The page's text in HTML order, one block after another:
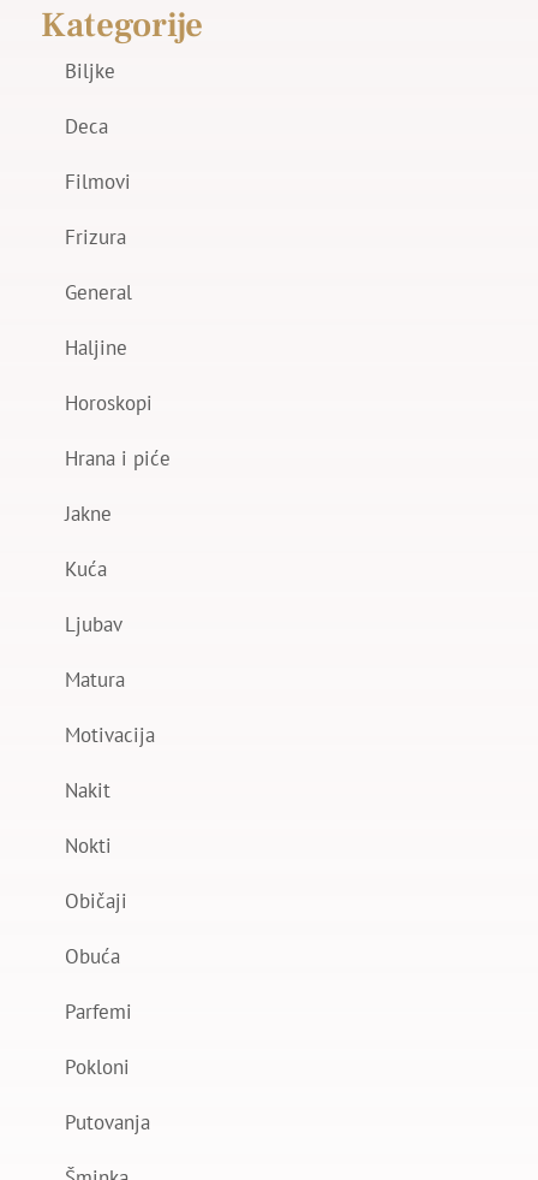
Kategorije
Biljke
Deca
Filmovi
Frizura
General
Haljine
Horoskopi
Hrana i piće
Jakne
Kuća
Ljubav
Matura
Motivacija
Nakit
Nokti
Običaji
Obuća
Parfemi
Pokloni
Putovanja